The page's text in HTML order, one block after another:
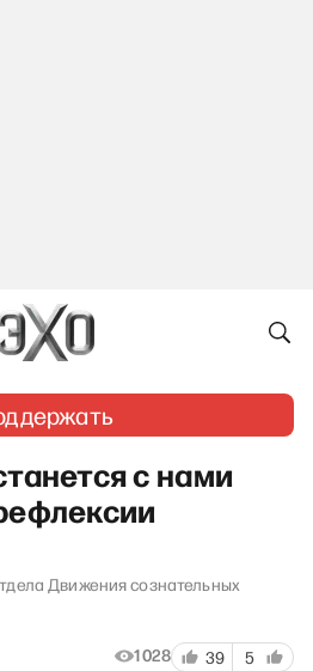
с нами
Движения сознательных
1028 39 5